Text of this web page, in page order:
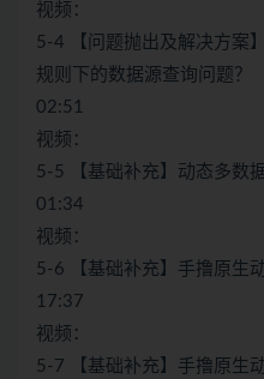
视频：
5-4 【问题抛出及解决方案
规则下的数据源查询问题？
02:51
视频：
5-5 【基础补充】动态多数
01:34
视频：
5-6 【基础补充】手撸原生
17:37
视频：
5-7 【基础补充】手撸原生